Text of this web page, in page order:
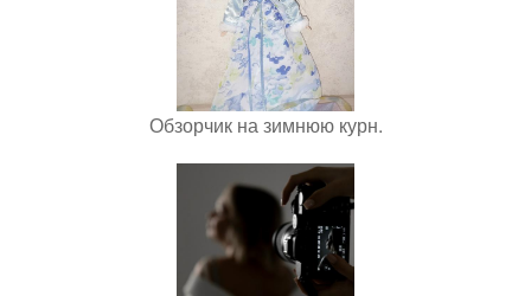
Обзорчик на зимнюю курн.